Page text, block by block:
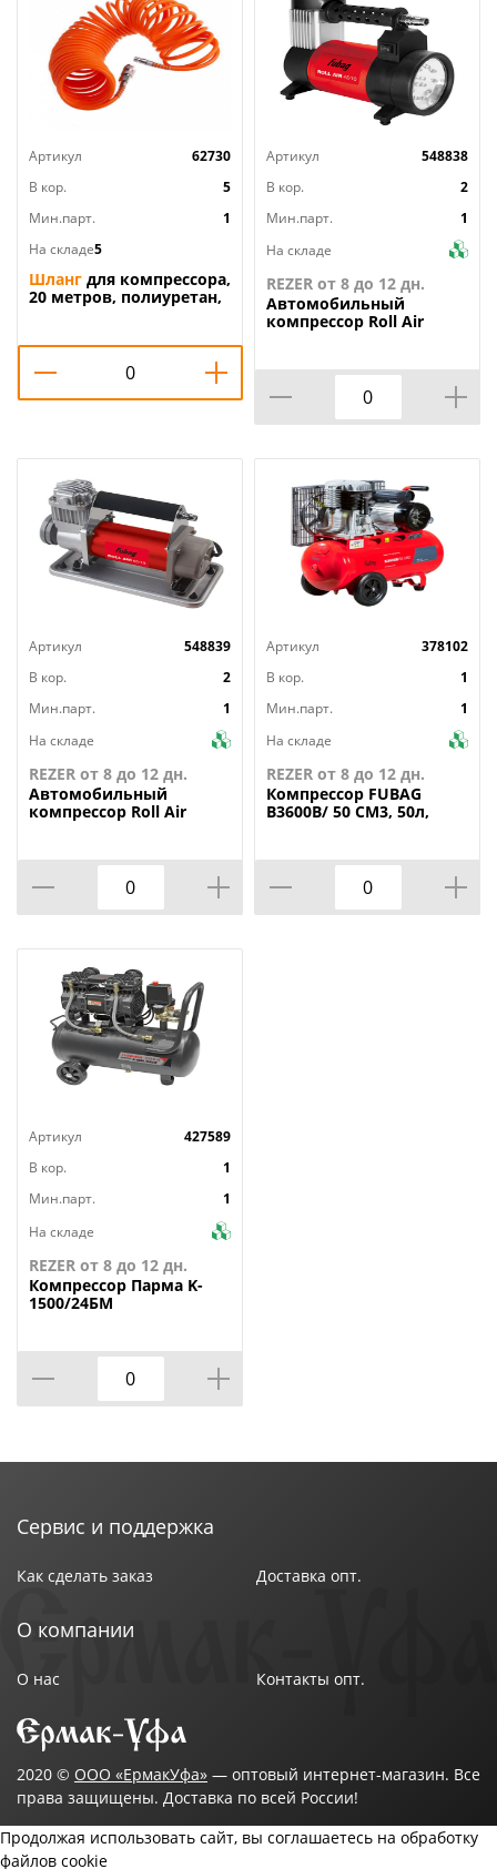
Артикул
62730
В кор.
5
Мин.парт.
1
На складе5
Шланг для компрессора,
20 метров, полиуретан,
Артикул
548838
В кор.
2
Мин.парт.
1
На складе
REZER от 8 до 12 дн.
Автомобильный
компрессор Roll Air
Артикул
548839
В кор.
2
Мин.парт.
1
На складе
REZER от 8 до 12 дн.
Автомобильный
компрессор Roll Air
Артикул
378102
В кор.
1
Мин.парт.
1
На складе
REZER от 8 до 12 дн.
Компрессор FUBAG
B3600B/ 50 СМ3, 50л,
Артикул
427589
В кор.
1
Мин.парт.
1
На складе
REZER от 8 до 12 дн.
Компрессор Парма K-
1500/24БМ
Сервис и поддержка
Как сделать заказ Доставка опт.
О компании
О нас Контакты опт.
2020 © ООО «ЕрмакУфа» — оптовый интернет-магазин. Все
права защищены. Доставка по всей России!
Продолжая использовать сайт, вы соглашаетесь на обработку
файлов cookie